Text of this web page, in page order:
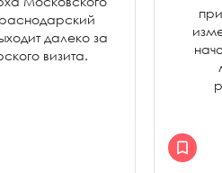
далеко за
визита.